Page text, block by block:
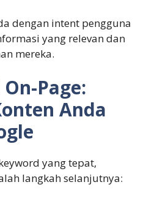
dengan intent pengguna
yang relevan dan
mereka.
Page:
Anda
yang tepat,
langkah selanjutnya: